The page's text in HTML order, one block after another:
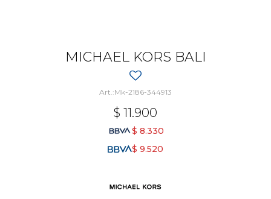
MICHAEL KORS BALI
Mk-2186-344913
$ 11.900
$ 8.330
$ 9.520